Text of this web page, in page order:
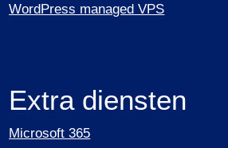
WordPress managed VPS
Extra diensten
Microsoft 365